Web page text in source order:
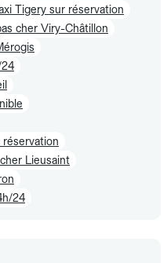
Tigery sur réservation
cher Viry-Châtillon
Lieusaint
24